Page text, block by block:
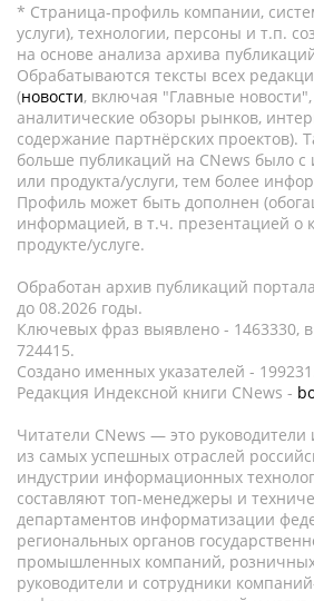
* Страница-профиль компании,
услуги), технологии, персоны и т.п.
на основе анализа архива
Обрабатываются тексты всех
(новости, включая "Главные новости",
аналитические обзоры рынков,
содержание партнёрских проектов).
больше публикаций на CNews было
или продукта/услуги, тем более
Профиль может быть дополнен
информацией, в т.ч. презентацией о
продукте/услуге.
Обработан архив публикаций
до 08.2026 годы.
Ключевых фраз выявлено - 1463330,
724415.
Создано именных указателей -
Редакция Индексной книги CNews -
Читатели CNews — это руководители
из самых успешных отраслей
индустрии информационных
составляют топ-менеджеры и
департаментов информатизации
региональных органов
промышленных компаний, розничных
руководители и сотрудники